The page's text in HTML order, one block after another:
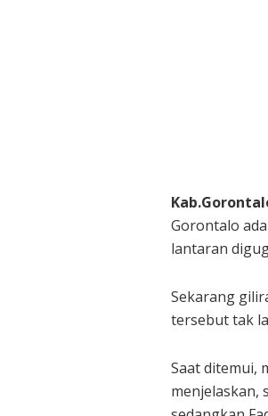
Gorontalo
lantaran
Sekarang
tersebut tak
Saat ditemui,
menjelaskan,